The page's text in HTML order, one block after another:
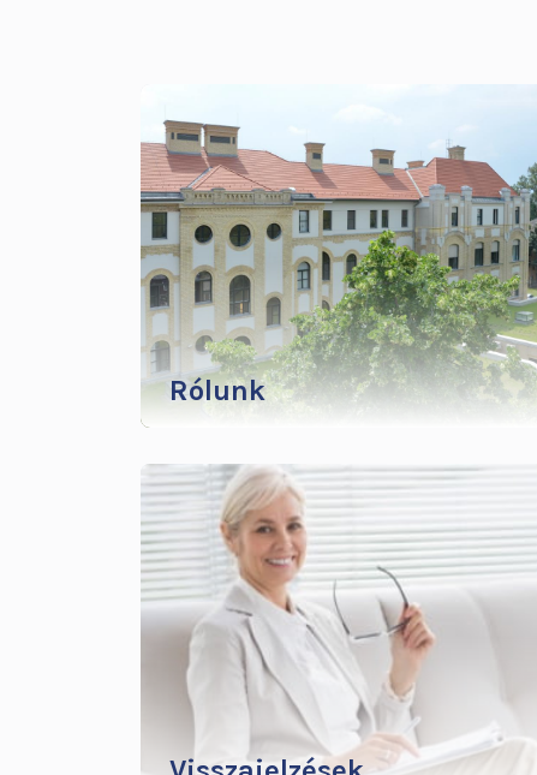
MENÜ
Rólunk
kórházunkban is új helyzetet teremtettek.
1990-ben Dr. Szegedy László
ideggyógyász főorvost választották
igazgatónak…
További infók